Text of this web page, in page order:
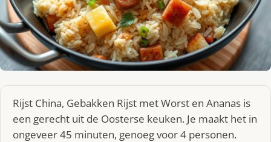
Rijst China, Gebakken Rijst met Worst en Ananas is
een gerecht uit de Oosterse keuken. Je maakt het in
ongeveer 45 minuten, genoeg voor 4 personen.